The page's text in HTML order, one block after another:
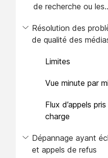
de recherche ou les
de dépannage au
CSV
Résolution des
de qualité des
Limites
Vue minute par
Flux d’appels
charge
Dépannage ayant
et appels de refus